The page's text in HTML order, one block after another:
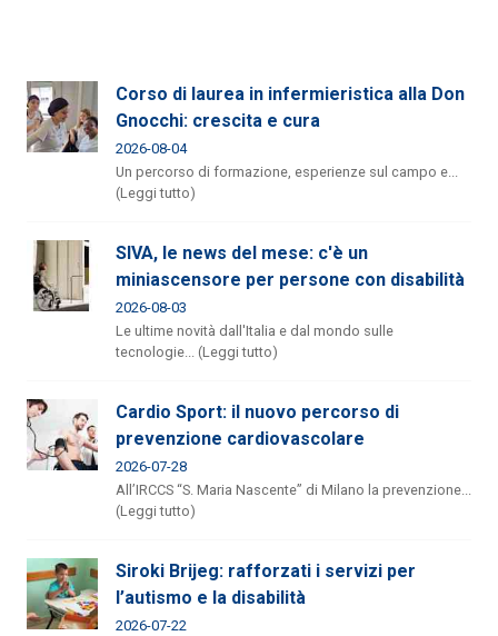
Corso di laurea in infermieristica alla Don
Gnocchi: crescita e cura
2026-08-04
Un percorso di formazione, esperienze sul campo e...
(Leggi tutto)
SIVA, le news del mese: c'è un
miniascensore per persone con disabilità
2026-08-03
Le ultime novità dall'Italia e dal mondo sulle
tecnologie... (Leggi tutto)
Cardio Sport: il nuovo percorso di
prevenzione cardiovascolare
2026-07-28
All’IRCCS “S. Maria Nascente” di Milano la prevenzione...
(Leggi tutto)
Siroki Brijeg: rafforzati i servizi per
l’autismo e la disabilità
2026-07-22